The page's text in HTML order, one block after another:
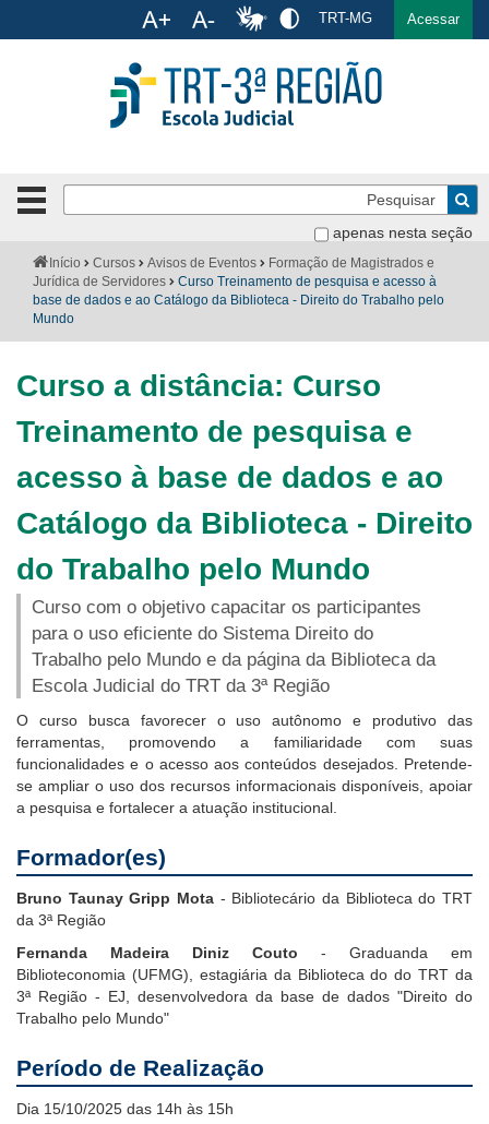
Ir para o menu Ir para a busca Ir para o rodapé
TRT-MG Acessar
Português
apenas nesta seção
Botão
de
clique
para
abrir
ou
o
Institucional
Formulários
Cursos
Você
está
aqui:
Início Cursos Avisos de Eventos
Formação de Magistrados e
Jurídica de Servidores
Curso Treinamento de pesquisa e acesso à
base de dados e ao Catálogo da Biblioteca - Direito do Trabalho pelo
Mundo
Curso a distância: Curso
Treinamento de pesquisa e
acesso à base de dados e ao
Catálogo da Biblioteca - Direito
do Trabalho pelo Mundo
Curso com o objetivo capacitar os participantes
para o uso eficiente do Sistema Direito do
Trabalho pelo Mundo e da página da Biblioteca da
Escola Judicial do TRT da 3ª Região
O curso busca favorecer o uso autônomo e produtivo das
ferramentas, promovendo a familiaridade com suas
funcionalidades e o acesso aos conteúdos desejados. Pretende-
se ampliar o uso dos recursos informacionais disponíveis, apoiar
a pesquisa e fortalecer a atuação institucional.
Formador(es)
Bruno Taunay Gripp Mota - Bibliotecário da Biblioteca do TRT
da 3ª Região
Fernanda Madeira Diniz Couto - Graduanda em
Biblioteconomia (UFMG), estagiária da Biblioteca do do TRT da
3ª Região - EJ, desenvolvedora da base de dados "Direito do
Trabalho pelo Mundo"
Período de Realização
Dia 15/10/2025 das 14h às 15h